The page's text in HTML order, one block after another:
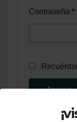
Contraseña *
Acceso
¿Olvidaste